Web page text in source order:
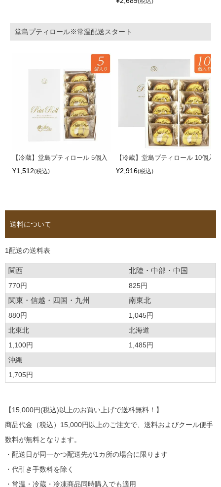
堂島プティロール※常温配送スタート
【冷蔵】堂島プティロール 5個入
¥1,512 税込
【冷蔵】堂島プティロール 10個入
¥2,916 税込
送料について
1配送の送料表
関西 北陸・中部・中国
770円 825円
関東・信越・四国・九州 南東北
880円
1,045円
北東北
北海道
1,100円
1,485円
沖縄
1,705円
【15,000円(税込)以上のお買い上げで送料無料！】
商品代金（税込）15,000円以上のご注文で、送料およびクール便手
数料が無料となります。
・配送日が同一かつ配送先が1カ所の場合に限ります
・代引き手数料を除く
・常温・冷蔵・冷凍商品同時購入でも適用